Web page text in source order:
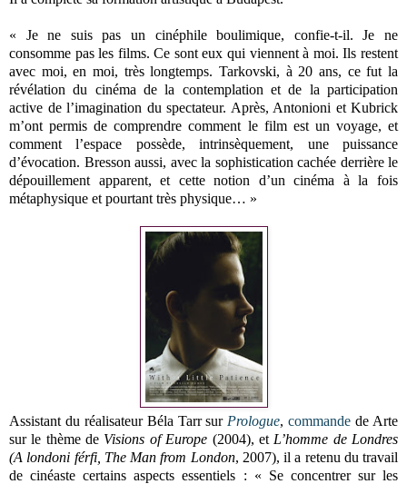
« Je ne suis pas un cinéphile boulimique, confie-t-il. Je ne
consomme pas les films. Ce sont eux qui viennent à moi. Ils restent
avec moi, en moi, très longtemps. Tarkovski, à 20 ans, ce fut la
révélation du cinéma de la contemplation et de la participation
active de l’imagination du spectateur. Après, Antonioni et Kubrick
m’ont permis de comprendre comment le film est un voyage, et
comment l’espace possède, intrinsèquement, une puissance
d’évocation. Bresson aussi, avec la sophistication cachée derrière le
dépouillement apparent, et cette notion d’un cinéma à la fois
métaphysique et pourtant très physique… »
Assistant du réalisateur Béla Tarr sur Prologue,commande de Arte
sur le thème de Visions of Europe (2004), et L’homme de Londres
(A londoni férfi, The Man from London, 2007), il a retenu du travail
de cinéaste certains aspects essentiels : « Se concentrer sur les